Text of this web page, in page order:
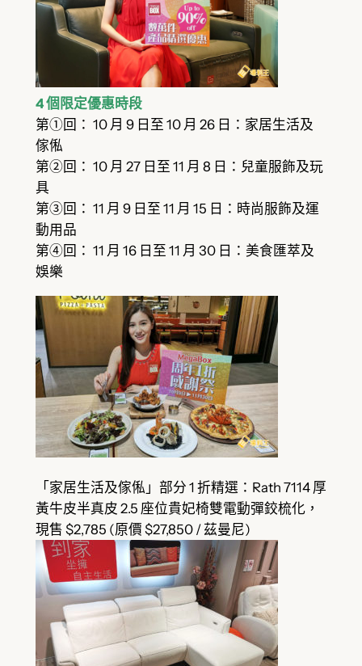
4 個限定優惠時段
第①回： 10 月 9 日至 10 月 26 日：家居生活及
傢俬
第②回： 10 月 27 日至 11 月 8 日：兒童服飾及玩
具
第③回： 11 月 9 日至 11 月 15 日：時尚服飾及運
動用品
第④回： 11 月 16 日至 11 月 30 日：美食匯萃及
娛樂
「家居生活及傢俬」部分 1 折精選：Rath 7114 厚
黃牛皮半真皮 2.5 座位貴妃椅雙電動彈鉸梳化，
現售 $2,785 (原價 $27,850 / 茲曼尼)